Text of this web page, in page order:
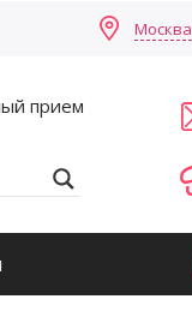
Москва
прием